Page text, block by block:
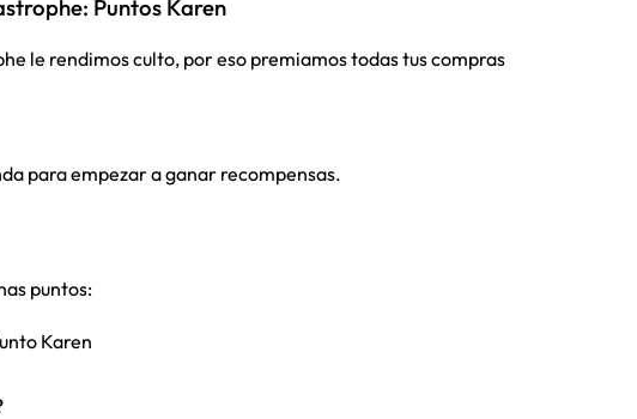
Puntos Karen
le rendimos culto, por eso premiamos todas tus compras
para empezar a ganar recompensas.
puntos:
Karen